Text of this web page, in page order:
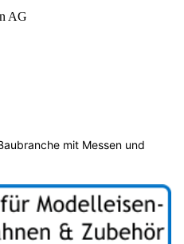
mit Messen und